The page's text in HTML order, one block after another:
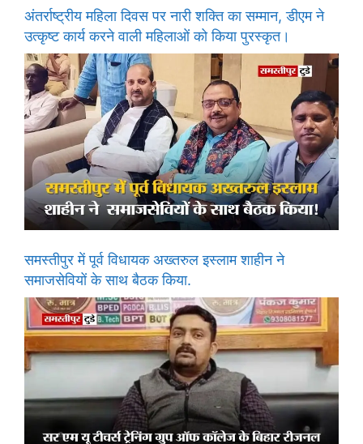
अंतर्राष्ट्रीय महिला दिवस पर नारी शक्ति का सम्मान, डीएम ने
उत्कृष्ट कार्य करने वाली महिलाओं को किया पुरस्कृत।
समस्तीपुर में पूर्व विधायक अख्तरुल इस्लाम शाहीन ने
समाजसेवियों के साथ बैठक किया.